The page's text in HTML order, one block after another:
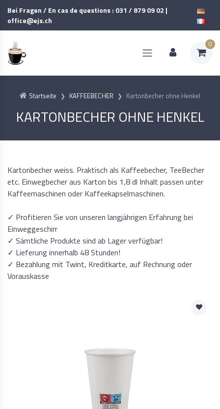
Bei Fragen / En cas de questions : 031 / 879 09 02 |
office@ejs.ch
0
Startseite KAFFEEBECHER Kartonbecher ohne Henkel
KARTONBECHER OHNE HENKEL
Kartonbecher weiss. Praktisch als Kaffeebecher, TeeBecher
etc. Einwegbecher aus Karton bis 1,8 dl Inhalt passen unter
Kaffeemaschinen oder Kaffeekapselmaschinen.
✓ Profitieren Sie von unseren langjährigen Erfahrung bei
Einweggeschirr
✓ Sämtliche Produkte sind ab Lager verfügbar!
✓ Lieferung innerhalb 48 Stunden!
✓ Bezahlung mit Twint, Kreditkarte, auf Rechnung oder
Vorauskasse